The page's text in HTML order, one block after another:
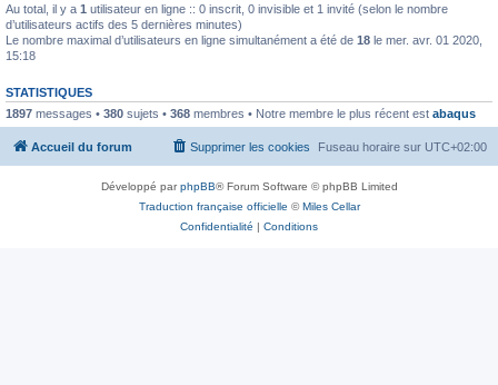
Au total, il y a 1 utilisateur en ligne :: 0 inscrit, 0 invisible et 1 invité (selon le nombre
d’utilisateurs actifs des 5 dernières minutes)
Le nombre maximal d’utilisateurs en ligne simultanément a été de 18 le mer. avr. 01 2020,
15:18
STATISTIQUES
1897 messages • 380 sujets • 368 membres • Notre membre le plus récent est abaqus
Accueil du forum Fuseau horaire sur UTC+02:00
Supprimer les cookies
Développé parphpBB® Forum Software © phpBB Limited
Traduction française officielle ©Miles Cellar
Confidentialité | Conditions